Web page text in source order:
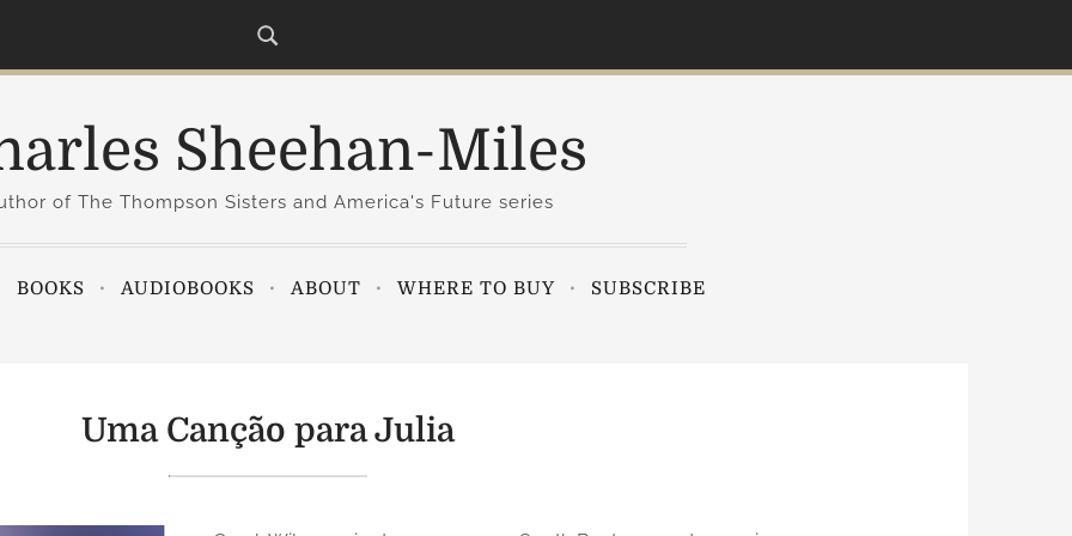
Sheehan-Miles
of The Thompson Sisters and America's Future series
BOOKS AUDIOBOOKS ABOUT WHERE TO BUY SUBSCRIBE
Uma Canção para Julia